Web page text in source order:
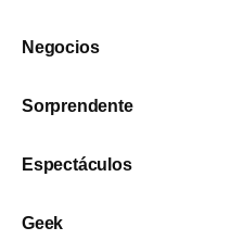
Negocios
Sorprendente
Espectáculos
Geek